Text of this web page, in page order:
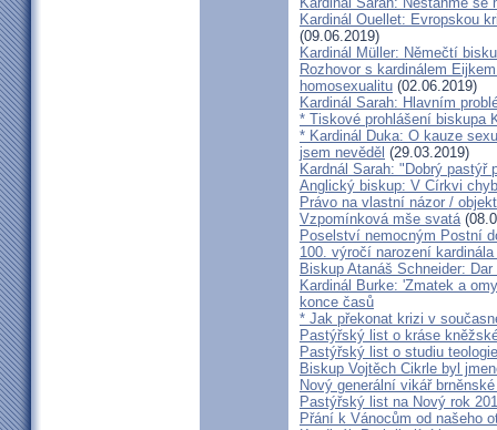
Kardinál Ouellet: Evropskou
(09.06.2019)
Kardinál Müller: Němečtí
Rozhovor s kardinálem
homosexualitu (02.06.2019)
Kardinál Sarah: Hlavním
* Tiskové prohlášení biskupa
* Kardinál Duka: O kauze
jsem nevěděl (29.03.2019)
Kardnál Sarah: "Dobrý
Anglický biskup: V Církvi
Právo na vlastní názor /
Vzpomínková mše svatá
Poselství nemocným Postní
100. výročí narození
Biskup Atanáš Schneider:
Kardinál Burke: 'Zmatek a
konce časů
* Jak překonat krizi v
Pastýřský list o kráse
Pastýřský list o studiu teologie
Biskup Vojtěch Cikrle byl
Nový generální vikář
Pastýřský list na Nový rok
Přání k Vánocům od našeho